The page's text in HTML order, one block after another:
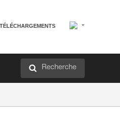
TÉLÉCHARGEMENTS
Recherche